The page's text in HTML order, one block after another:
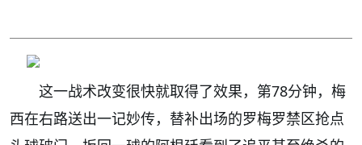
这一战术改变很快就取得了效果，第78分钟，梅
西在右路送出一记妙传，替补出场的罗梅罗禁区抢点